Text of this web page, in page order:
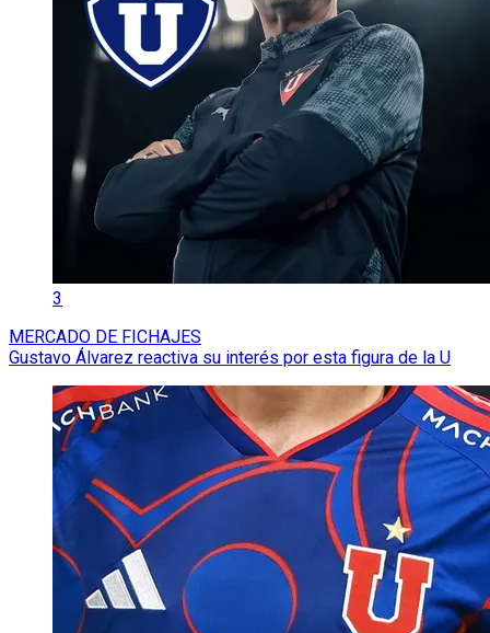
3
MERCADO DE FICHAJES
Gustavo Álvarez reactiva su interés por esta figura de la U